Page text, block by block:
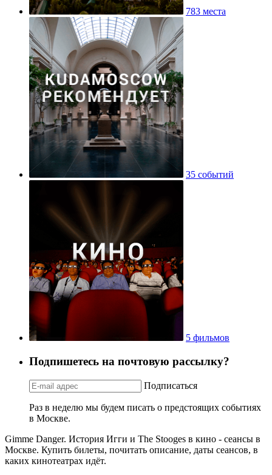
783 места
35 событий
5 фильмов
Подпишетесь на почтовую рассылку?
Подписаться
Раз в неделю мы будем писать о предстоящих событиях
в Москве.
Gimme Danger. История Игги и The Stooges в кино - сеансы в
Москве. Купить билеты, почитать описание, даты сеансов, в
каких кинотеатрах идёт.